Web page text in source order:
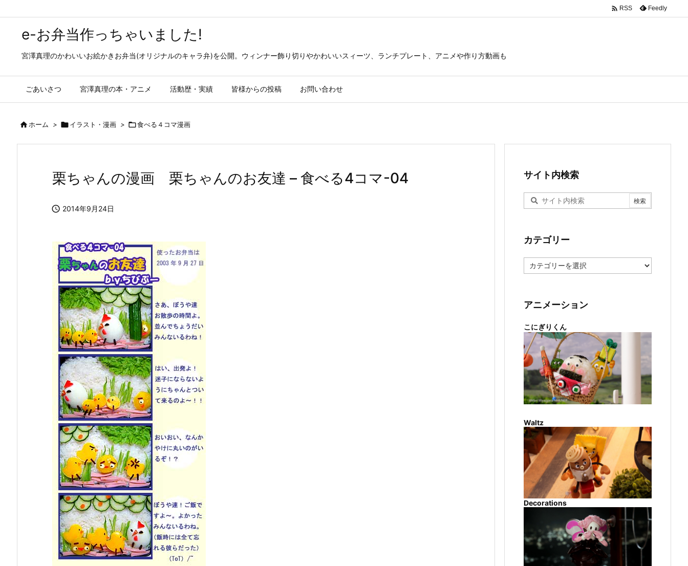
e-お弁当作っちゃいました!
宮澤真理のかわいいお絵かきお弁当(オリジナルのキャラ弁)を公開。ウィンナー飾り切りやかわいいスィーツ、ランチプレート、アニメや作り方動画も
ごあいさつ 宮澤真理の本・アニメ 活動歴・実績 皆様からの投稿 お問い合わせ
 RSS Feedly
ホーム > イラスト・漫画 > 食べる４コマ漫画
栗ちゃんの漫画 栗ちゃんのお友達 – 食べる4コマ-04
 2014年9月24日
サイト内検索
カテゴリー
テ
ー
アニメーション
こにぎりくん
Waltz
Decorations